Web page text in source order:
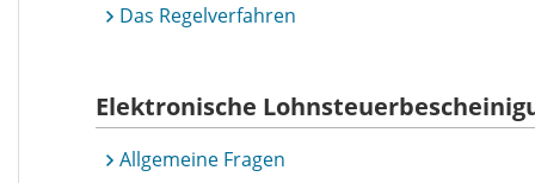
Das Regelverfahren
Elektronische
Allgemeine Fragen